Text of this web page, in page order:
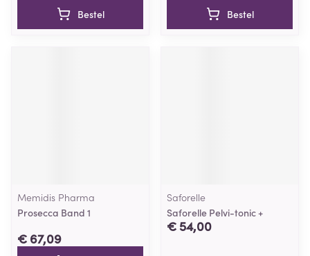
Bestel Bestel
Memidis Pharma
Prosecca Band 1
€ 67,09
Saforelle
Saforelle Pelvi-tonic +
€ 54,00